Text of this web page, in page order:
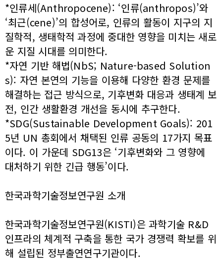
*인류세(Anthropocene): ‘인류(anthropos)’와
‘최근(cene)’의 합성어로, 인류의 활동이 지구의 지
질학적, 생태학적 과정에 중대한 영향을 미치는 새로
운 지질 시대를 의미한다.
*자연 기반 해법(NbS; Nature-based Solution
s): 자연 본연의 기능을 이용해 다양한 환경 문제를
해결하는 접근 방식으로, 기후변화 대응과 생태계 보
전, 인간 생활환경 개선을 동시에 추구한다.
*SDG(Sustainable Development Goals): 201
5년 UN 총회에서 채택된 인류 공동의 17가지 목표
이다. 이 가운데 SDG13은 ‘기후변화와 그 영향에
대처하기 위한 긴급 행동’이다.
한국과학기술정보연구원 소개
한국과학기술정보연구원(KISTI)은 과학기술 R&D
인프라의 체계적 구축을 통한 국가 경쟁력 확보를 위
해 설립된 정부출연연구기관이다.